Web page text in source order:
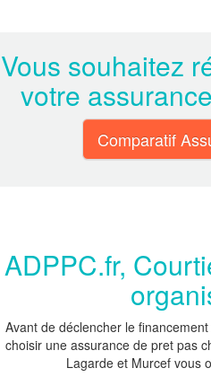
Vous souhaitez
votre
Comparatif
ADPPC.fr,
Avant de déclencher le
choisir une assurance de pret pas
Lagarde et Murcef vous